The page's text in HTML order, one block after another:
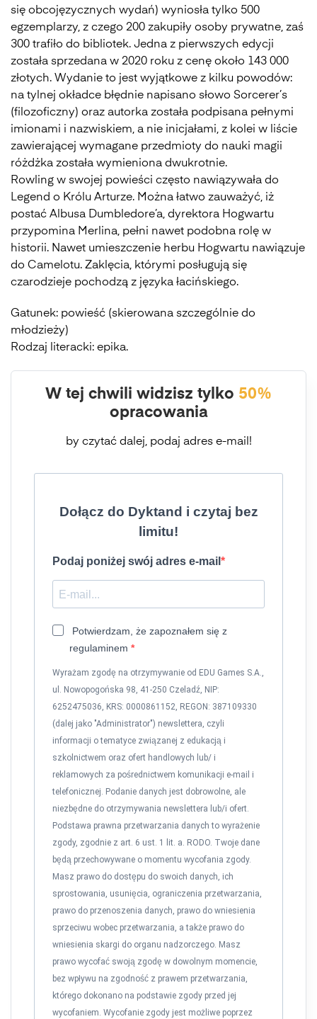
się obcojęzycznych wydań) wyniosła tylko 500
egzemplarzy, z czego 200 zakupiły osoby prywatne, zaś
300 trafiło do bibliotek. Jedna z pierwszych edycji
została sprzedana w 2020 roku z cenę około 143 000
złotych. Wydanie to jest wyjątkowe z kilku powodów:
na tylnej okładce błędnie napisano słowo Sorcerer’s
(filozoficzny) oraz autorka została podpisana pełnymi
imionami i nazwiskiem, a nie inicjałami, z kolei w liście
zawierającej wymagane przedmioty do nauki magii
różdżka została wymieniona dwukrotnie.
Rowling w swojej powieści często nawiązywała do
Legend o Królu Arturze. Można łatwo zauważyć, iż
postać Albusa Dumbledore’a, dyrektora Hogwartu
przypomina Merlina, pełni nawet podobna rolę w
historii. Nawet umieszczenie herbu Hogwartu nawiązuje
do Camelotu. Zaklęcia, którymi posługują się
czarodzieje pochodzą z języka łacińskiego.
Gatunek: powieść (skierowana szczególnie do
młodzieży)
Rodzaj literacki: epika.
W tej chwili widzisz tylko 50%
opracowania
by czytać dalej, podaj adres e-mail!
Dołącz do Dyktand i czytaj bez
limitu!
Podaj poniżej swój adres e-mail
Potwierdzam, że zapoznałem się z
regulaminem
Wyrażam zgodę na otrzymywanie od EDU Games S.A.,
ul. Nowopogońska 98, 41-250 Czeladź, NIP:
6252475036, KRS: 0000861152, REGON: 387109330
(dalej jako "Administrator") newslettera, czyli
informacji o tematyce związanej z edukacją i
szkolnictwem oraz ofert handlowych lub/ i
reklamowych za pośrednictwem komunikacji e-mail i
telefonicznej. Podanie danych jest dobrowolne, ale
niezbędne do otrzymywania newslettera lub/i ofert.
Podstawa prawna przetwarzania danych to wyrażenie
zgody, zgodnie z art. 6 ust. 1 lit. a. RODO. Twoje dane
będą przechowywane o momentu wycofania zgody.
Masz prawo do dostępu do swoich danych, ich
sprostowania, usunięcia, ograniczenia przetwarzania,
prawo do przenoszenia danych, prawo do wniesienia
sprzeciwu wobec przetwarzania, a także prawo do
wniesienia skargi do organu nadzorczego. Masz
prawo wycofać swoją zgodę w dowolnym momencie,
bez wpływu na zgodność z prawem przetwarzania,
którego dokonano na podstawie zgody przed jej
wycofaniem. Wycofanie zgody jest możliwe poprzez